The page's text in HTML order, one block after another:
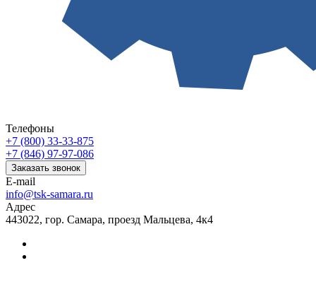
Телефоны
+7 (800) 33-33-875
+7 (846) 97-97-086
Заказать звонок
E-mail
info@tsk-samara.ru
Адрес
443022, гор. Самара, проезд Мальцева, 4к4